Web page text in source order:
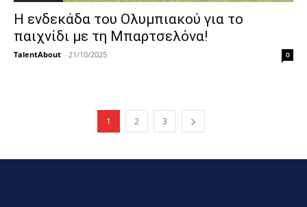
Η ενδεκάδα του Ολυμπιακού για το
παιχνίδι με τη Μπαρτσελόνα!
TalentAbout - 21/10/2025 0
1 2 3